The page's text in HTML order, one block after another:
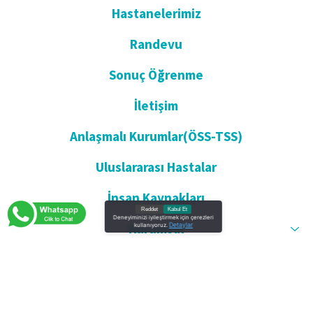
Hastanelerimiz
Randevu
Sonuç Öğrenme
İletişim
Anlaşmalı Kurumlar(ÖSS-TSS)
Uluslararası Hastalar
İnsan Kaynakları
Kurumsal
Deneyiminizi iyileştirmek için çerezleri
kullanıyoruz. Detaylar
Reddet Kabul Et